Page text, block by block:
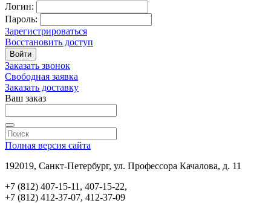
Логин:
Пароль:
Зарегистрироваться
Восстановить доступ
Войти
Заказать звонок
Свободная заявка
Заказать доставку
Ваш заказ
Полная версия сайта
192019, Санкт-Петербург, ул. Профессора Качалова, д. 11
+7 (812) 407-15-11, 407-15-22,
+7 (812) 412-37-07, 412-37-09